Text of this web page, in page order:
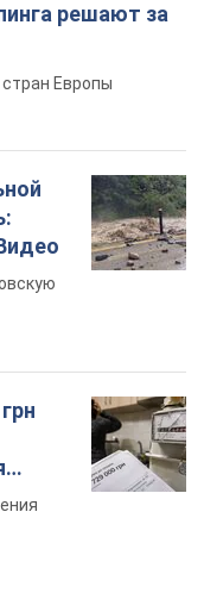
решают за
Европы